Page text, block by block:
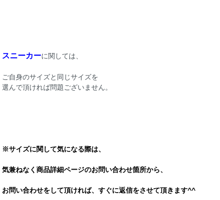
スニーカーに関しては、
ご自身のサイズと同じサイズを
選んで頂ければ問題ございません。
※サイズに関して気になる際は、
気兼ねなく商品詳細ページのお問い合わせ箇所から、
お問い合わせをして頂ければ、すぐに返信をさせて頂きます^^